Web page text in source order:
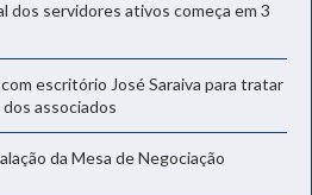
dos servidores ativos começa em 3
escritório José Saraiva para tratar
associados
da Mesa de Negociação